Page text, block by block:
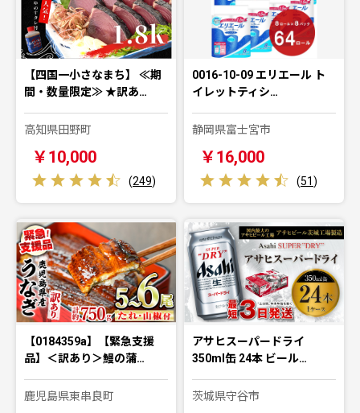
【四国一小さなまち】 ≪期
間・数量限定≫ ★訳あ…
高知県田野町
￥10,000
(249)
0016-10-09 エリエール ト
イレットティシ…
静岡県富士宮市
￥16,000
(51)
【0184359a】【緊急支援
品】＜訳あり＞鰻の蒲…
鹿児島県東串良町
アサヒスーパードライ
350ml缶 24本 ビール…
茨城県守谷市